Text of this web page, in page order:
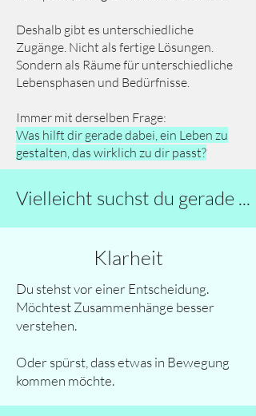
Deshalb gibt es unterschiedliche
Zugänge. Nicht als fertige Lösungen.
Sondern als Räume für unterschiedliche
Lebensphasen und Bedürfnisse.
Immer mit derselben Frage:
Was hilft dir gerade dabei, ein Leben zu
gestalten, das wirklich zu dir passt?
Vielleicht suchst du gerade ...
Klarheit
Du stehst vor einer Entscheidung.
Möchtest Zusammenhänge besser
verstehen.
Oder spürst, dass etwas in Bewegung
kommen möchte.